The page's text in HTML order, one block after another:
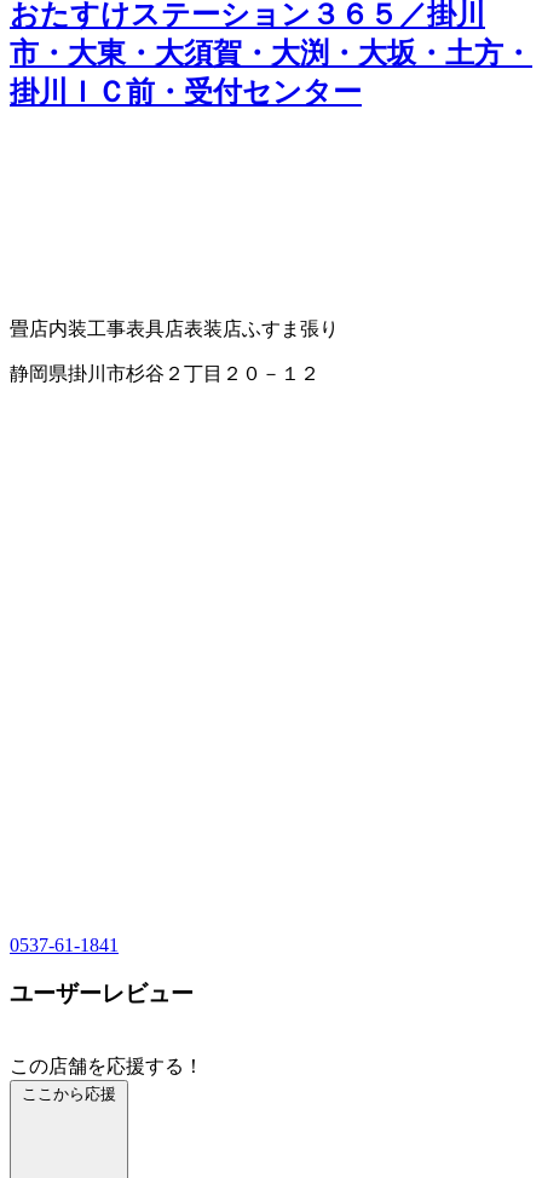
おたすけステーション３６５／掛川
市・大東・大須賀・大渕・大坂・土方・
掛川ＩＣ前・受付センター
畳店内装工事表具店表装店ふすま張り
静岡県掛川市杉谷２丁目２０－１２
0537-61-1841
ユーザーレビュー
この店舗を応援する！
ここから応援